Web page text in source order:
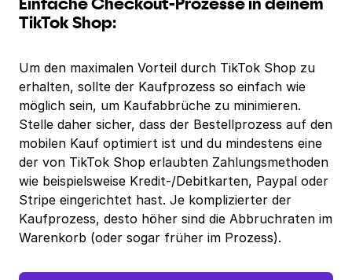
Einfache Checkout-Prozesse in deinem
TikTok Shop:
Um den maximalen Vorteil durch TikTok Shop zu
erhalten, sollte der Kaufprozess so einfach wie
möglich sein, um Kaufabbrüche zu minimieren.
Stelle daher sicher, dass der Bestellprozess auf den
mobilen Kauf optimiert ist und du mindestens eine
der von TikTok Shop erlaubten Zahlungsmethoden
wie beispielsweise Kredit-/Debitkarten, Paypal oder
Stripe eingerichtet hast. Je komplizierter der
Kaufprozess, desto höher sind die Abbruchraten im
Warenkorb (oder sogar früher im Prozess).